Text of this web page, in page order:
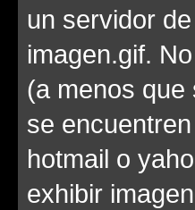
un servidor
imagen.gif.
(a menos que
se
hotmail o
exhibir